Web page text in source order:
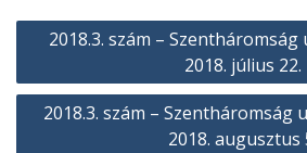
Bejegyzés
2018.3. szám –
2018. július 22.
2018.3. szám – Szentháromság
2018. augusztus